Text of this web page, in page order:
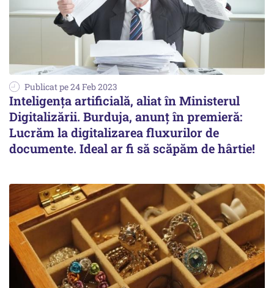
Publicat pe 24 Feb 2023
Inteligenţa artificială, aliat în Ministerul
Digitalizării. Burduja, anunţ în premieră:
Lucrăm la digitalizarea fluxurilor de
documente. Ideal ar fi să scăpăm de hârtie!